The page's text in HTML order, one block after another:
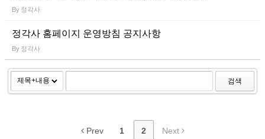
By 정각사
정각사 홈페이지 운영방침 공지사항
By 정각사
검색
Prev 1 2 Next